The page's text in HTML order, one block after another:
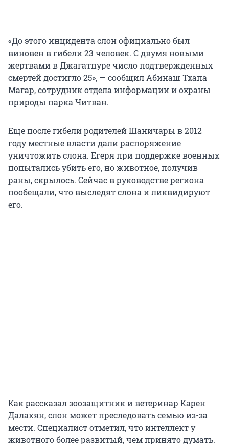
«До этого инцидента слон официально был
виновен в гибели 23 человек. С двумя новыми
жертвами в Джагатпуре число подтвержденных
смертей достигло 25», — сообщил Абинаш Тхапа
Магар, сотрудник отдела информации и охраны
природы парка Читван.
Еще после гибели родителей Шаничары в 2012
году местные власти дали распоряжение
уничтожить слона. Егеря при поддержке военных
попытались убить его, но животное, получив
раны, скрылось. Сейчас в руководстве региона
пообещали, что выследят слона и ликвидируют
его.
Как рассказал зоозащитник и ветеринар Карен
Далакян, слон может преследовать семью из-за
мести. Специалист отметил, что интеллект у
животного более развитый, чем принято думать.